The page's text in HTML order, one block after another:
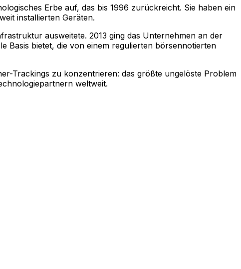
Erbe auf, das bis 1996 zurückreicht. Sie haben ein
installierten Geräten.
ausweitete. 2013 ging das Unternehmen an der
Basis bietet, die von einem regulierten börsennotierten
Trackings zu konzentrieren: das größte ungelöste Problem
weltweit.